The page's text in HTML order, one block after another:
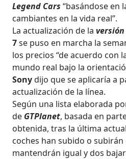
Legend Cars “basándose en
cambiantes en la vida real”.
La actualización de la versión
7se puso en marcha la
los precios “de acuerdo con
mundo real bajo la
Sonydijo que se aplicaría a
actualización de la línea.
Según una lista elaborada
de GTPlanet, basada en
obtenida, tras la última
coches han subido o subirán
mantendrán igual y dos